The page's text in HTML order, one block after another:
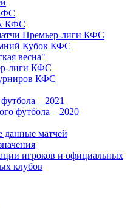
КФС
Премьер-лиги КФС
Кубок КФС
весна"
лиги КФС
КФС
– 2021
футбола – 2020
данные матчей
игроков и официальных
клубов